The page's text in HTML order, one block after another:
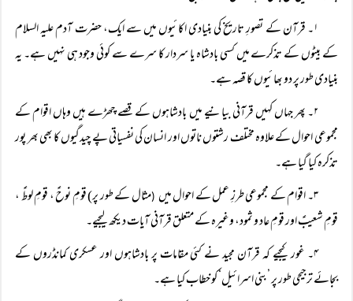
۱۔ قرآن کے تصورِ تاریخ کی بنیادی اکائیوں میں سے ایک، حضرت آدم علیہ السلام
کے بیٹوں کے تذکرے میں کسی بادشاہ یا سردار کا سرے سے کوئی وجود ہی نہیں ہے۔ یہ
بنیادی طور پر دو بھائیوں کا قصہ ہے۔
۲۔ پھر جہاں کہیں قرآنی بیانیے میں بادشاہوں کے قصے چھڑے ہیں وہاں اقوام کے
مجموعی احوال کے علاوہ مختلف رشتوں ناتوں اور انسان کی نفسیاتی پے چیدگیوں کا بھی بھر پور
تذکرہ کیا گیا ہے۔
۳۔ اقوام کے مجموعی طرزِ عمل کے احوال میں
(مثال کے طور پر) قومِ نوحؑ ، قومِ لوطؑ ،
قومِ شعیبؑ اور قومِ عاد و ثمود، وغیرہ کے متعلق قرآنی آیات دیکھ لیجیے۔
۴۔ غور کیجیے کہ قرآن مجید نے کئی مقامات پر بادشاہوں اور عسکری کمانڈروں کے
بجائے ترجیحی طور پر ’بنی اسرائیل‘ کو خطاب کیا ہے۔